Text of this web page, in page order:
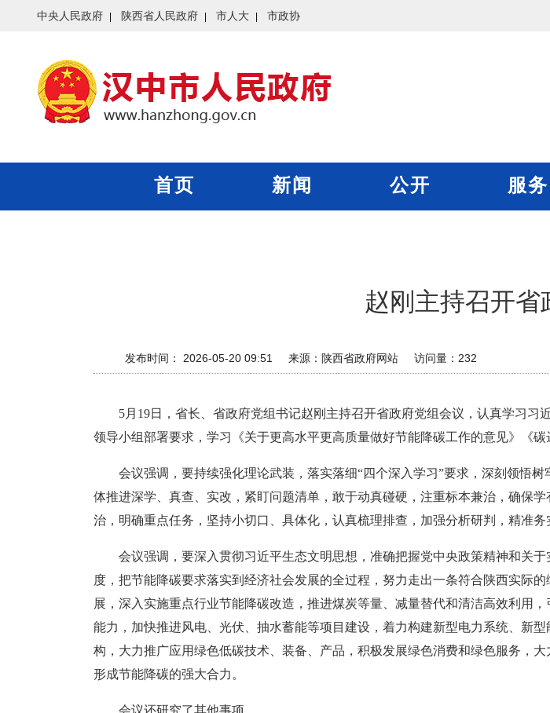
中央人民政府 陕西省人民政府 市人大 市政协
首页 新闻 公开 服务
赵刚主持召开省
发布时间： 2026-05-20 09:51 来源： 陕西省政府网站 访问量： 232
5月19日，省长、省政府党组书记赵刚主持召开省政府党组会议，认真学习
领导小组部署要求，学习《关于更高水平更高质量做好节能降碳工作的意见》《
会议强调，要持续强化理论武装，落实落细“四个深入学习”要求，深刻领悟
体推进深学、真查、实改，紧盯问题清单，敢于动真碰硬，注重标本兼治，确保
治，明确重点任务，坚持小切口、具体化，认真梳理排查，加强分析研判，精准
会议强调，要深入贯彻习近平生态文明思想，准确把握党中央政策精神和关
度，把节能降碳要求落实到经济社会发展的全过程，努力走出一条符合陕西实际
展，深入实施重点行业节能降碳改造，推进煤炭等量、减量替代和清洁高效利用
能力，加快推进风电、光伏、抽水蓄能等项目建设，着力构建新型电力系统、新
构，大力推广应用绿色低碳技术、装备、产品，积极发展绿色消费和绿色服务，
形成节能降碳的强大合力。
会议还研究了其他事项。